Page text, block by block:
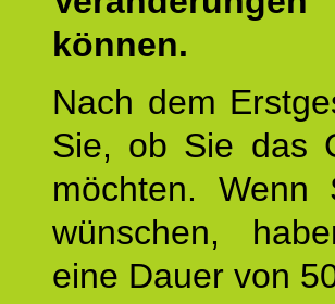
können.
Nach dem
Sie, ob Sie das
möchten. Wenn
wünschen,
eine Dauer von